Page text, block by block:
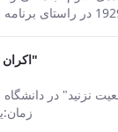
اکران رایگان مستند"ما اقتصاد دانیم لطفا حرفی از واقعیت نزنید"
version of
نزنید" در
زمان:یکشنبه-۳دی-ساعت۱۲